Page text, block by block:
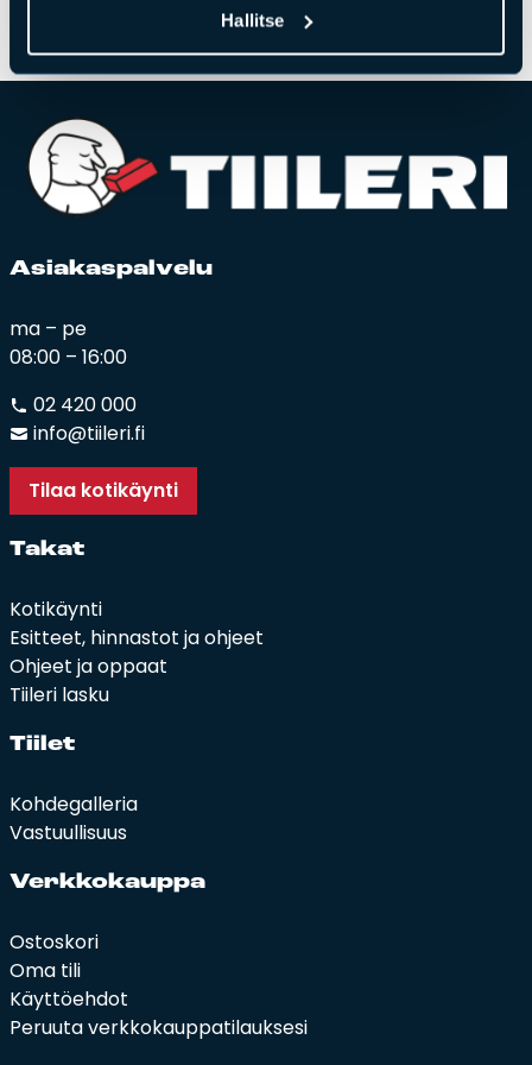
Hallitse
Asia­kas­pal­ve­lu
ma – pe
08:00 – 16:00
02 420 000
info@tiileri.fi
Tilaa kotikäynti
Ta­kat
Kotikäynti
Esitteet, hinnastot ja ohjeet
Ohjeet ja oppaat
Tiileri lasku
Tii­let
Kohdegalleria
Vastuullisuus
Verk­ko­kaup­pa
Ostoskori
Oma tili
Käyttöehdot
Peruuta verkkokauppatilauksesi